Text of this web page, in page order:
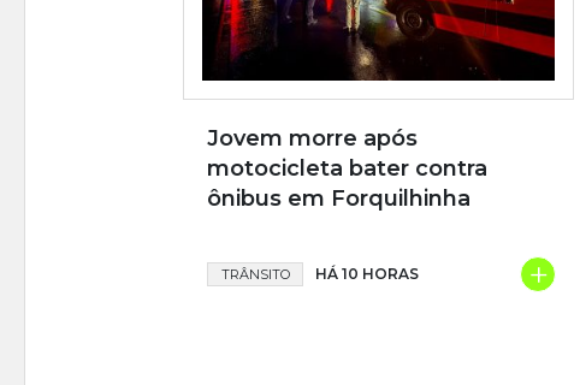
Jovem morre após
motocicleta bater contra
ônibus em Forquilhinha
TRÂNSITO HÁ 10 HORAS +